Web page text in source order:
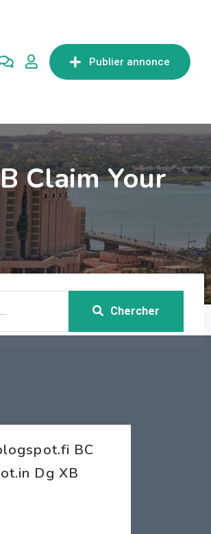
Publier annonce
Claim Your
Chercher
BC
Dg XB